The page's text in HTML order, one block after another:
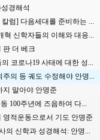
경해석
럼] 다음세대를 준비하는 ...
혁 신학자들의 이해와 대응...
판 더 베크
코로나19 사태에 대한 성...
주의 등 궤도 수정해야 안명...
지 말아야 안명준
100주년에 즈음하여 다...
영적운동으로서 기도 안명준
의 신학과 성경해석: 안명...